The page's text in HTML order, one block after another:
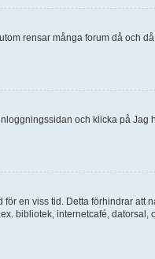
rensar många forum då och
och klicka på
en viss tid. Detta förhindrar att
bibliotek, internetcafé,